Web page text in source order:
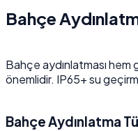
Bahçe
Bahçe aydınlatması
önemlidir. IP65+ su
Bahçe Aydınlatma